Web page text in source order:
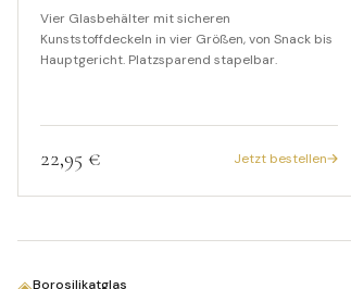
Vier Glasbehälter mit sicheren
Kunststoffdeckeln in vier Größen, von Snack bis
Hauptgericht. Platzsparend stapelbar.
22,95 € Jetzt bestellen
Borosilikatglas